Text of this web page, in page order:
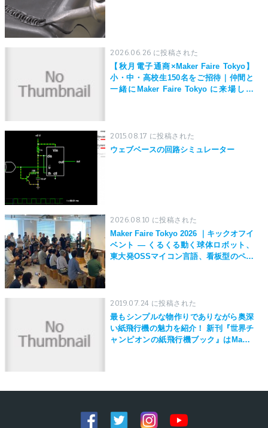
2026.06.26 に投稿された
【秋月電子通商×Maker Faire Tokyo】
小・中・高校生150名をご招待｜仲間と
一緒にMaker Faire Tokyo に来場しよ
2015.08.17 に投稿された
ウェブベースの回路シミュレーター
2026.08.10 に投稿された
Maker Faire Tokyo 2026 ｜キックオフイ
ベント — くるくる動く球体ロボット、
東大発OSSマイコン言語、看板型のペン
イベント開催
2019.07.24 に投稿された
最もシンプルな物作りでありながら奥深
い紙飛行機の魅力を紹介！ 新刊『世界チ
ャンピオンの紙飛行機ブック』はMaker